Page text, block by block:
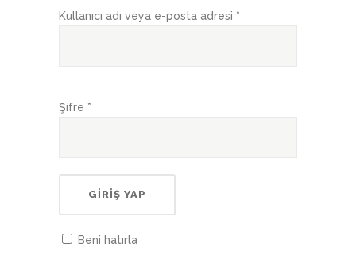
Kullanıcı adı veya e-posta adresi *
Şifre *
Beni hatırla